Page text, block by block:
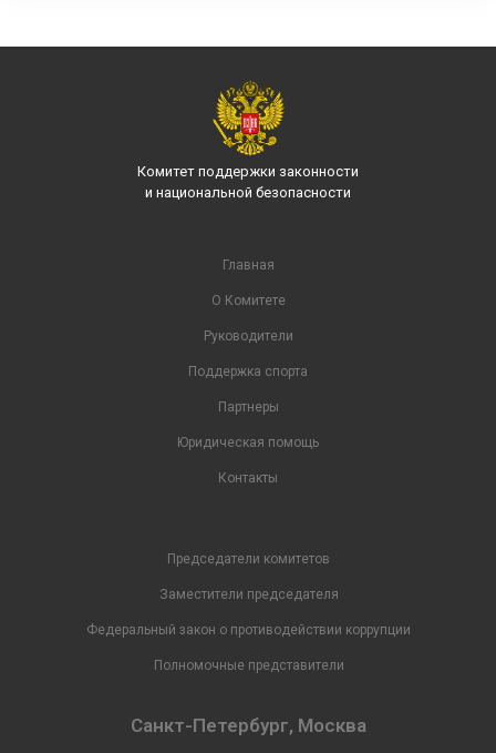
Комитет поддержки законности
и национальной безопасности
Главная
О Комитете
Руководители
Поддержка спорта
Партнеры
Юридическая помощь
Контакты
Председатели комитетов
Заместители председателя
Федеральный закон о противодействии коррупции
Полномочные представители
Санкт-Петербург, Москва